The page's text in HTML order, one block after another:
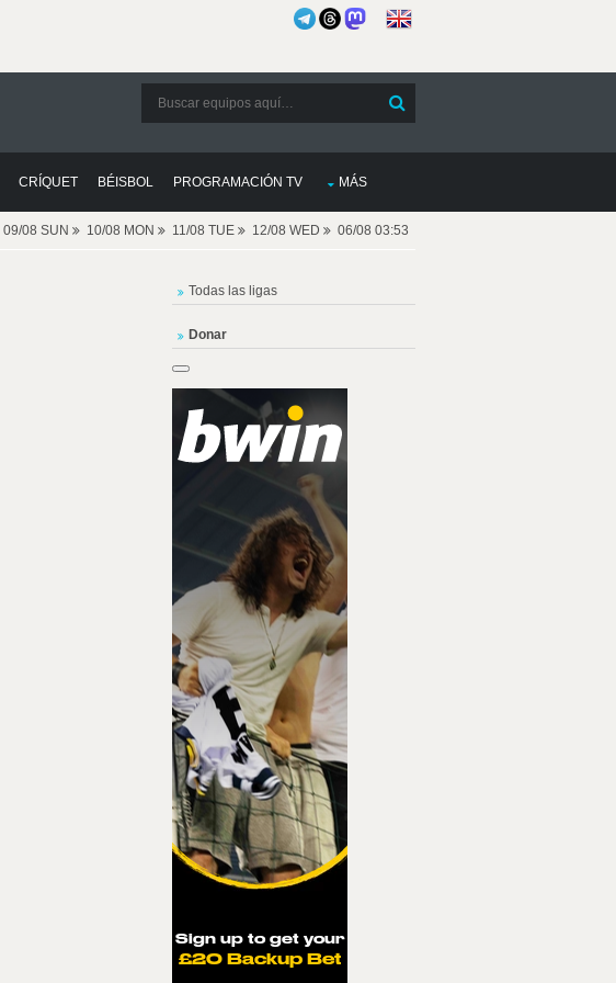
CRÍQUET BÉISBOL PROGRAMACIÓN TV MÁS
09/08 SUN 10/08 MON 11/08 TUE 12/08 WED 06/08 03:53
Todas las ligas
Donar